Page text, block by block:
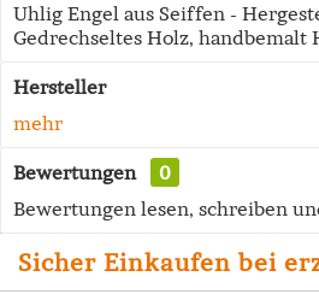
Uhlig Engel aus Seiffen -
Gedrechseltes Holz, handbemalt
Hersteller
mehr
Bewertungen
0
Bewertungen lesen, schreiben
Sicher Einkaufen bei